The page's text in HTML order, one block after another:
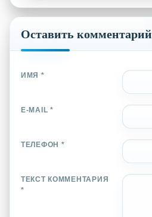
Оставить комментарий
ИМЯ *
E-MAIL *
ТЕЛЕФОН *
ТЕКСТ КОММЕНТАРИЯ
*